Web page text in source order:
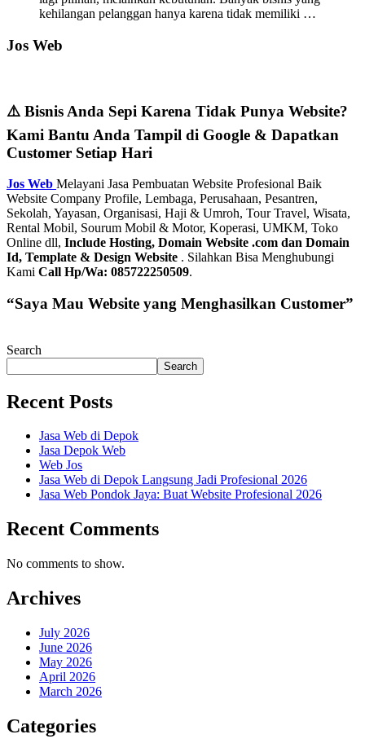
kehilangan pelanggan hanya karena tidak memiliki …
Jos Web
⚠️ Bisnis Anda Sepi Karena Tidak Punya Website?
Kami Bantu Anda Tampil di Google & Dapatkan
Customer Setiap Hari
Jos Web Melayani Jasa Pembuatan Website Profesional Baik
Website Company Profile, Lembaga, Perusahaan, Pesantren,
Sekolah, Yayasan, Organisasi, Haji & Umroh, Tour Travel, Wisata,
Rental Mobil, Sourum Mobil & Motor, Koperasi, UMKM, Toko
Online dll, Include Hosting, Domain Website .com dan Domain
Id, Template & Design Website . Silahkan Bisa Menghubungi
Kami Call Hp/Wa: 085722250509.
“Saya Mau Website yang Menghasilkan Customer”
Search
Search
Recent Posts
Jasa Web di Depok
Jasa Depok Web
Web Jos
Jasa Web di Depok Langsung Jadi Profesional 2026
Jasa Web Pondok Jaya: Buat Website Profesional 2026
Recent Comments
No comments to show.
Archives
July 2026
June 2026
May 2026
April 2026
March 2026
Categories